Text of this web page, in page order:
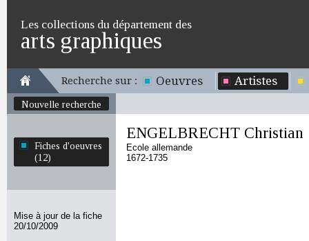
Les collections du département des
arts graphiques
Recherche sur : Oeuvres Artistes
Nouvelle recherche
Fiches d'oeuvres
(12)
Mise à jour de la fiche
20/10/2009
ENGELBRECHT Christian
Ecole allemande
1672-1735